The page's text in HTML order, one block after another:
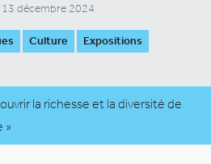
13 décembre 2024
Culture Expositions
la richesse et la diversité de
»